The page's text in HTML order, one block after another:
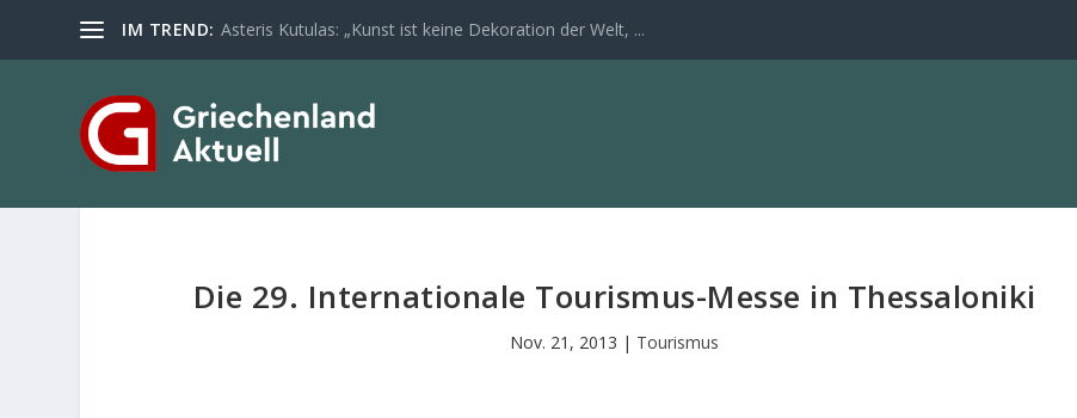
IM TREND: Asteris Kutulas: „Kunst ist keine Dekoration der Welt, ...
Die 29. Internationale Tourismus-Messe in Thessaloniki
Nov. 21, 2013 | Tourismus